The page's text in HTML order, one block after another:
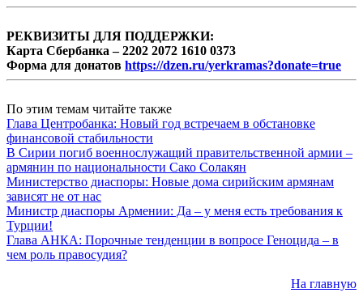
РЕКВИЗИТЫ ДЛЯ ПОДДЕРЖКИ:
Карта Сбербанка – 2202 2072 1610 0373
Форма для донатов https://dzen.ru/yerkramas?donate=true
По этим темам читайте также
Глава Центробанка: Новый год встречаем в обстановке
финансовой стабильности
В Сирии погиб военнослужащий правительственной армии –
армянин по национальности Сако Солакян
Министерство диаспоры: Новые дома сирийским армянам
зависят не от нас
Министр диаспоры Армении: Да – у меня есть требования к
Турции!
Глава АНКА: Порочные тенденции в вопросе Геноцида – в
чем роль правосудия?
На главную